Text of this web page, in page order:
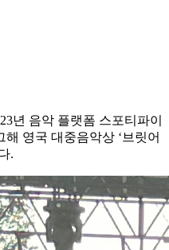
년 음악 플랫폼 스포티파이
영국 대중음악상 ‘브릿어
.